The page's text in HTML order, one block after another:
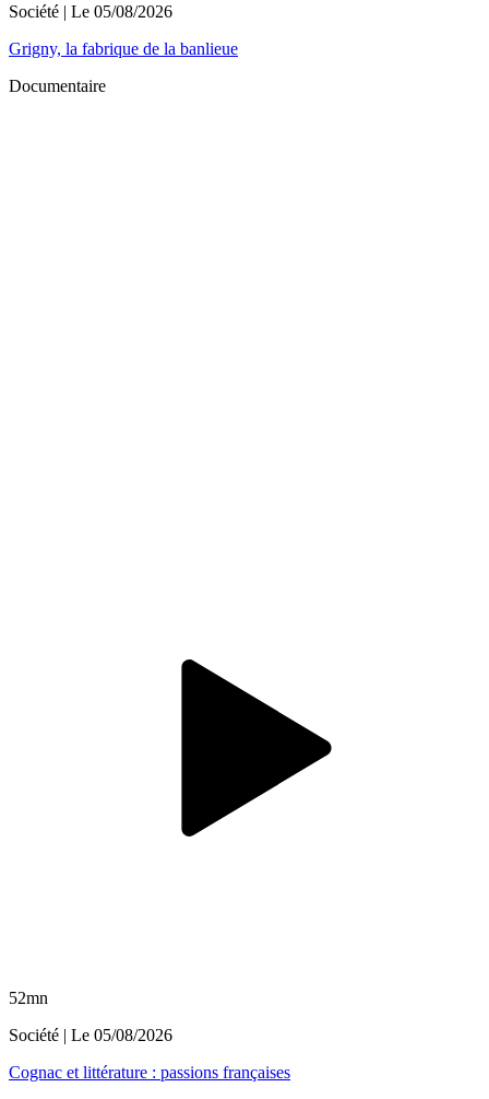
Société | Le 05/08/2026
Grigny, la fabrique de la banlieue
Documentaire
52mn
Société | Le 05/08/2026
Cognac et littérature : passions françaises